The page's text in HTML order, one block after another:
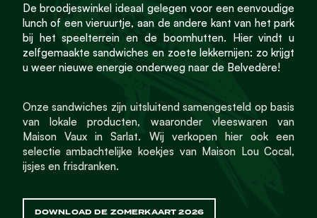
De broodjeswinkel ideaal gelegen voor een eenvoudige
lunch of een vieruurtje, aan de andere kant van het park
bij het speelterrein en de boomhutten. Hier vindt u
zelfgemaakte sandwiches en zoete lekkernijen: zo krijgt
u weer nieuwe energie onderweg naar de Belvedère!
Onze sandwiches zijn uitsluitend samengesteld op basis
van lokale producten, waaronder vleeswaren van
Maison Vaux in Sarlat. Wij verkopen hier ook een
selectie ambachtelijke koekjes van Maison Lou Cocal,
ijsjes en frisdranken.
DOWNLOAD DE ZOMERKAART 2026